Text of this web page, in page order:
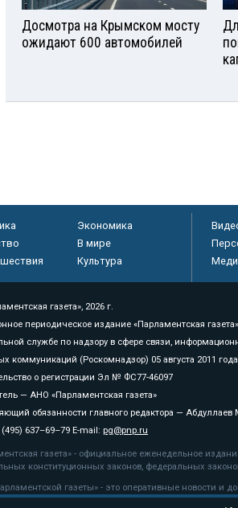
Досмотра на Крымском мосту
ожидают 600 автомобилей
Экономика
В мире
Культура
газета», 2026 г.
периодическое издание «Парламентская
службе по надзору в сфере связи,
коммуникаций (Роскомнадзор) 05 августа 2011
о регистрации Эл № ФС77-46097
— АНО «Парламентская газета»
обязанности главного редактора — Абдуллаев
637–69–79 E-mail: pg@pnp.ru
газета» - официальное еженедельное
конституционных законов, федеральных
газеты» - это оперативные новости и
газеты» активная ссылка на pnp.ru